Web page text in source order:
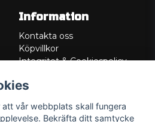
Information
Kontakta oss
Köpvillkor
Integritet & Cookiespolicy
Service/Garanti
Lådritning
vår webbplats skall fungera
Bekräfta ditt samtycke